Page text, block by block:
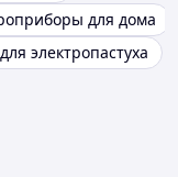
для дома
электропастуха